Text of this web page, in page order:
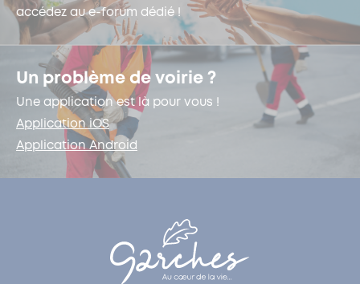
accédez au e-forum dédié !
Un problème de voirie ?
Une application est là pour vous !
Application iOS
Application Android